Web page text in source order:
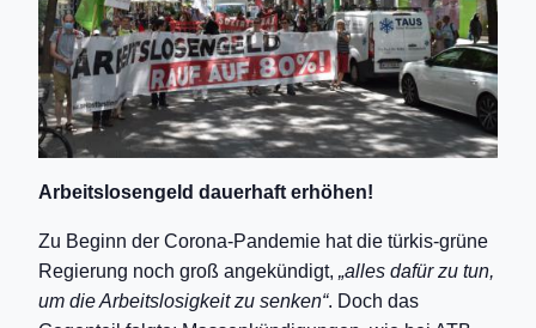
Arbeitslosengeld dauerhaft erhöhen!
Zu Beginn der Corona-Pandemie hat die türkis-grüne
Regierung noch groß angekündigt, „alles dafür zu tun,
um die Arbeitslosigkeit zu senken“. Doch das